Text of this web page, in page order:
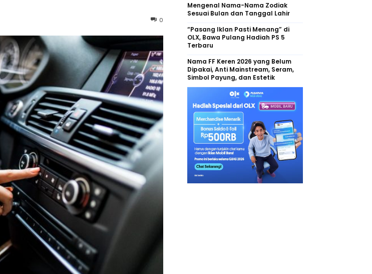
0
Mengenal Nama-Nama Zodiak
Sesuai Bulan dan Tanggal Lahir
“Pasang Iklan Pasti Menang” di
OLX, Bawa Pulang Hadiah PS 5
Terbaru
Nama FF Keren 2026 yang Belum
Dipakai, Anti Mainstream, Seram,
Simbol Payung, dan Estetik